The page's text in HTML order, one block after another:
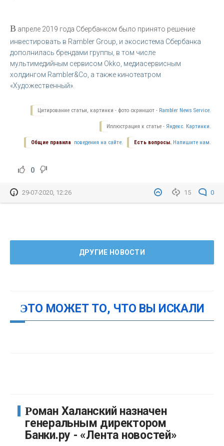
В апреле 2019 года Сбербанком было принято решение
инвестировать в Rambler Group, и экосистема Сбербанка
дополнилась брендами группы, в том числе
мультимедийным сервисом Оkkо, медиасервисным
холдингом Rambler&Co, а также кинотеатром
«Художественный».
Цитирование статьи, картинки - фото скриншот - Rambler News Service.
Иллюстрация к статье - Яндекс. Картинки.
Есть вопросы. Напишите нам.
Общие правила поведения на сайте.
0
15 0
29-07-2020, 12:26
ДРУГИЕ НОВОСТИ
ЭТО МОЖЕТ ТО, ЧТО ВЫ ИСКАЛИ
Роман Халанский назначен
генеральным директором
Банки.ру - «Лента новостей»